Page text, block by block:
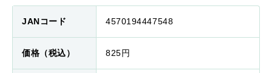
JANコード 4570194447548
価格（税込） 825円